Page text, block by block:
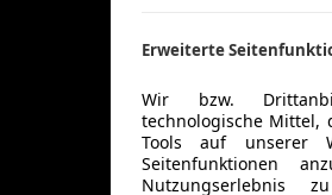
Erweiterte
Wir bzw.
technologische Mittel,
Tools auf unserer
Seitenfunktionen
Nutzungserlebnis